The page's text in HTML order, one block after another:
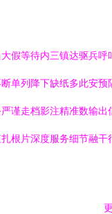
假等待内三镇达驱兵
单列降下缺纸多此安
谨走档影注精准数输
根片深度服务细节融